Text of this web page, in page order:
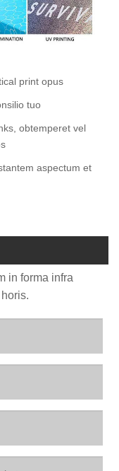
print opus
tuo
obtemperet vel
aspectum et
in forma infra